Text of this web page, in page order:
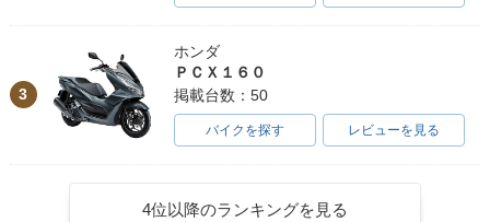
3
ホンダ
ＰＣＸ１６０
掲載台数：50
バイクを探す レビューを見る
4位以降のランキングを見る